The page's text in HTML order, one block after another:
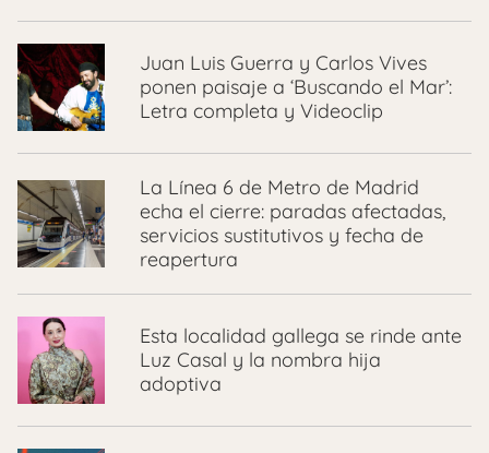
Juan Luis Guerra y Carlos Vives
ponen paisaje a ‘Buscando el Mar’:
Letra completa y Videoclip
La Línea 6 de Metro de Madrid
echa el cierre: paradas afectadas,
servicios sustitutivos y fecha de
reapertura
Esta localidad gallega se rinde ante
Luz Casal y la nombra hija
adoptiva